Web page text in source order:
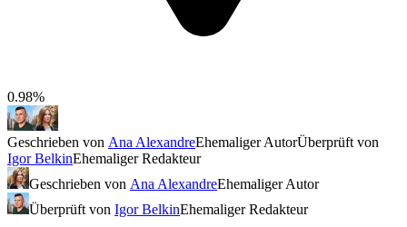
0.98%
Geschrieben von Ana AlexandreEhemaliger AutorÜberprüft von
Igor BelkinEhemaliger Redakteur
Geschrieben von Ana AlexandreEhemaliger Autor
Überprüft von Igor BelkinEhemaliger Redakteur